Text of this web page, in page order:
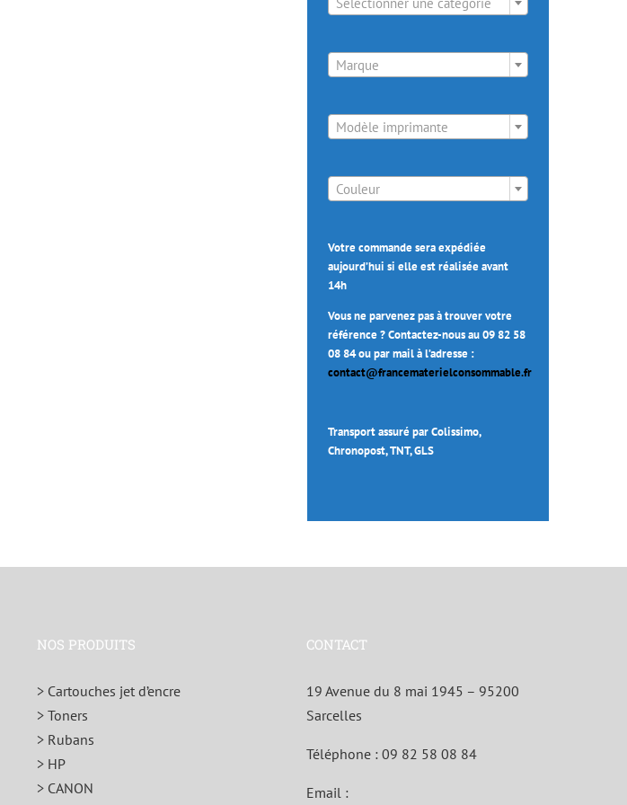
Marque
Modèle imprimante
Couleur
Votre commande sera expédiée
aujourd’hui si elle est réalisée avant
14h
Vous ne parvenez pas à trouver votre
référence ? Contactez-nous au 09 82 58
08 84 ou par mail à l’adresse :
contact@francematerielconsommable.fr
Transport assuré par Colissimo,
Chronopost, TNT, GLS
NOS PRODUITS
> Cartouches jet d’encre
> Toners
> Rubans
> HP
> CANON
CONTACT
19 Avenue du 8 mai 1945 – 95200
Sarcelles
Téléphone : 09 82 58 08 84
Email :